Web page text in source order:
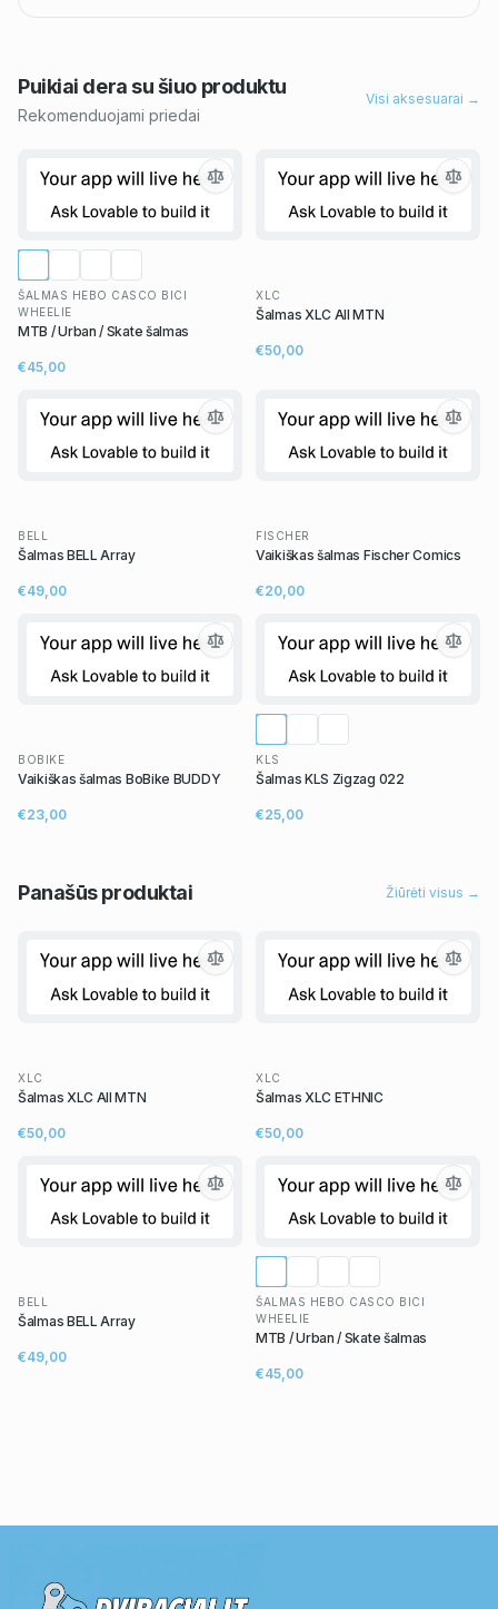
Puikiai dera su šiuo produktu
Rekomenduojami priedai
Visi aksesuarai →
ŠALMAS HEBO CASCO BICI
WHEELIE
MTB / Urban / Skate šalmas
€45,00
XLC
Šalmas XLC All MTN
€50,00
BELL
Šalmas BELL Array
€49,00
FISCHER
Vaikiškas šalmas Fischer Comics
€20,00
BOBIKE
Vaikiškas šalmas BoBike BUDDY
€23,00
KLS
Šalmas KLS Zigzag 022
€25,00
Panašūsproduktai Žiūrėti visus →
XLC
Šalmas XLC All MTN
€50,00
XLC
Šalmas XLC ETHNIC
€50,00
BELL
Šalmas BELL Array
€49,00
ŠALMAS HEBO CASCO BICI
WHEELIE
MTB / Urban / Skate šalmas
€45,00